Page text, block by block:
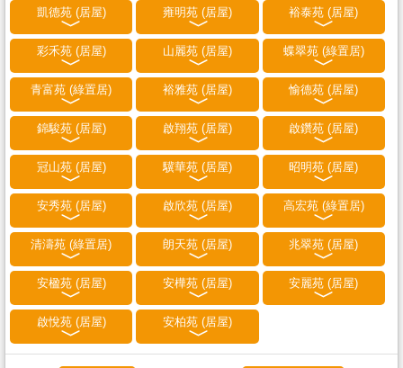
凱德苑 (居屋) 雍明苑 (居屋) 裕泰苑 (居屋)
彩禾苑 (居屋) 山麗苑 (居屋) 蝶翠苑 (綠置居)
青富苑 (綠置居) 裕雅苑 (居屋) 愉德苑 (居屋)
錦駿苑 (居屋) 啟翔苑 (居屋) 啟鑽苑 (居屋)
冠山苑 (居屋) 驥華苑 (居屋) 昭明苑 (居屋)
安秀苑 (居屋) 啟欣苑 (居屋) 高宏苑 (綠置居)
清濤苑 (綠置居) 朗天苑 (居屋) 兆翠苑 (居屋)
安楹苑 (居屋) 安樺苑 (居屋) 安麗苑 (居屋)
啟悅苑 (居屋) 安柏苑 (居屋)